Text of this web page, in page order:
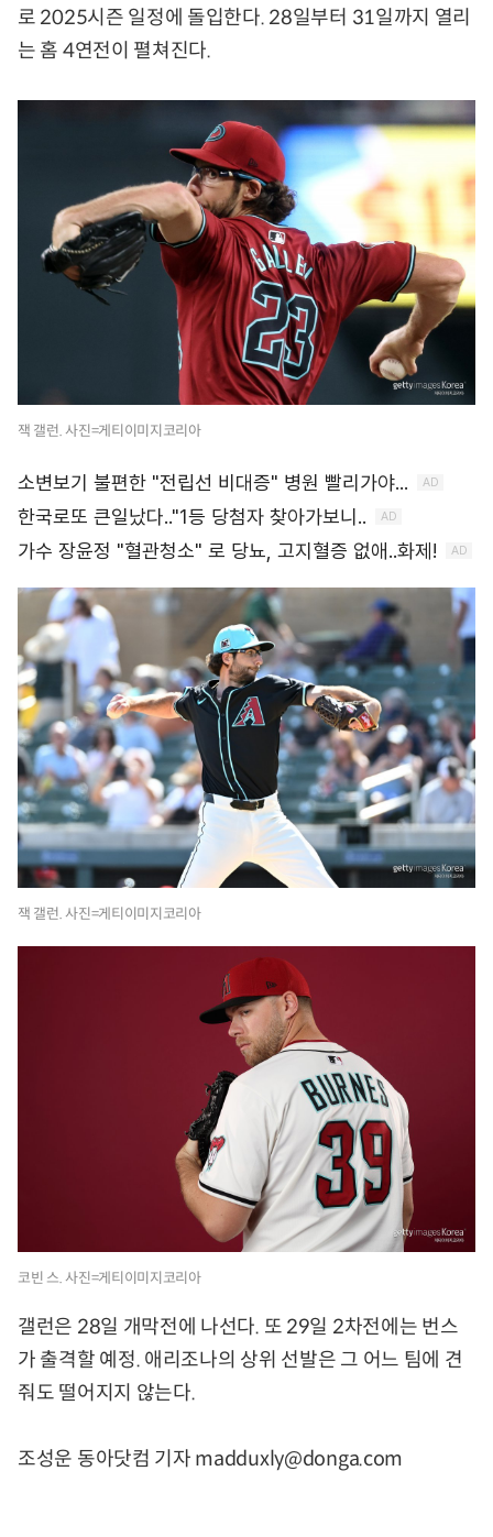
로 2025시즌 일정에 돌입한다. 28일부터 31일까지 열리
는 홈 4연전이 펼쳐진다.
잭 갤런. 사진=게티이미지코리아
잭 갤런. 사진=게티이미지코리아
코빈 스. 사진=게티이미지코리아
갤런은 28일 개막전에 나선다. 또 29일 2차전에는 번스
가 출격할 예정. 애리조나의 상위 선발은 그 어느 팀에 견
줘도 떨어지지 않는다.
조성운 동아닷컴 기자 madduxly@donga.com